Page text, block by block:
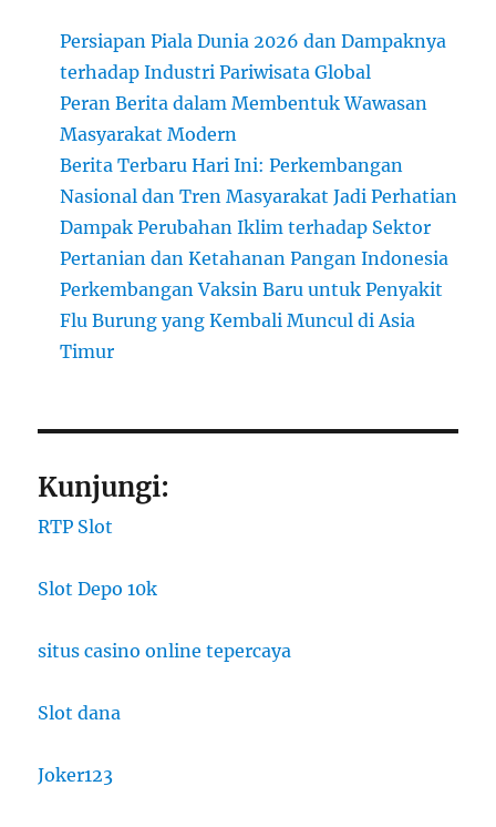
Persiapan Piala Dunia 2026 dan Dampaknya
terhadap Industri Pariwisata Global
Peran Berita dalam Membentuk Wawasan
Masyarakat Modern
Berita Terbaru Hari Ini: Perkembangan
Nasional dan Tren Masyarakat Jadi Perhatian
Dampak Perubahan Iklim terhadap Sektor
Pertanian dan Ketahanan Pangan Indonesia
Perkembangan Vaksin Baru untuk Penyakit
Flu Burung yang Kembali Muncul di Asia
Timur
Kunjungi:
RTP Slot
Slot Depo 10k
situs casino online tepercaya
Slot dana
Joker123